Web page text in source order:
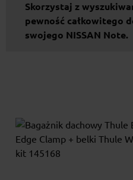
Skorzystaj z
pewność całkowitego
swojego NISSAN Note.